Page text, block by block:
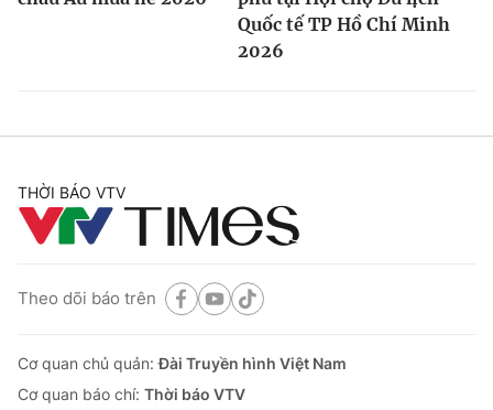
Quốc tế TP Hồ Chí Minh
2026
THỜI BÁO VTV
Theo dõi báo trên
Cơ quan chủ quản:Đài Truyền hình Việt Nam
Cơ quan báo chí: Thời báo VTV